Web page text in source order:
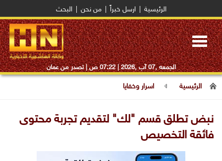
الرئيسية ارسل خبراً من نحن البحث
Toggle
navigation
الجمعه ,07 آب ,2026 | 07:22 ص | تصدر من عمان
الرئيسية اسرار وخفايا
نبض تطلق قسم "لك" لتقديم تجربة محتوى
فائقة التخصيص